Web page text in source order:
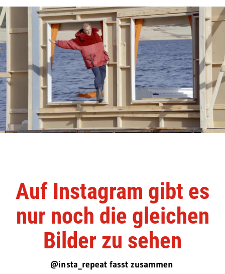
Auf Instagram gibt es
nur noch die gleichen
Bilder zu sehen
@insta_repeat fasst zusammen